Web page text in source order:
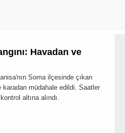
Havadan ve
Soma ilçesinde çıkan
karadan müdahale edildi. Saatler
altına alındı.